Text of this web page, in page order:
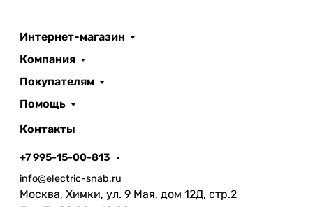
Интернет-магазин
Компания
Покупателям
Помощь
Контакты
+7 995-15-00-813
info@electric-snab.ru
Москва, Химки, ул. 9 Мая, дом 12Д, стр.2